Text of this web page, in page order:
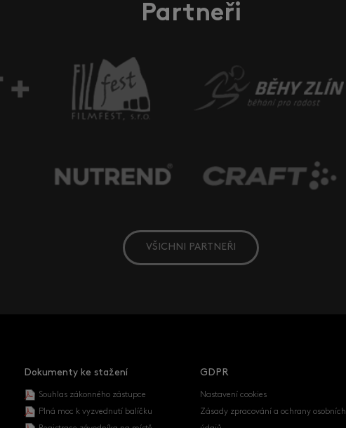
Partneři
VŠICHNI PARTNEŘI
Dokumenty ke stažení
Souhlas zákonného zástupce
Plná moc k vyzvednutí balíčku
GDPR
Nastavení cookies
Zásady zpracování a ochrany osobních